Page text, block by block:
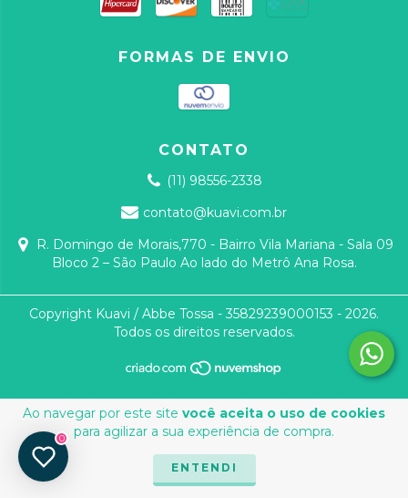
Ao navegar por este site você aceita o uso de cookies
para agilizar a sua experiência de compra.
ENTENDI
FORMAS DE ENVIO
CONTATO
(11) 98556-2338
contato@kuavi.com.br
R. Domingo de Morais,770 - Bairro Vila Mariana - Sala 09
Bloco 2 – São Paulo Ao lado do Metrô Ana Rosa.
Copyright Kuavi / Abbe Tossa - 35829239000153 - 2026.
Todos os direitos reservados.
0